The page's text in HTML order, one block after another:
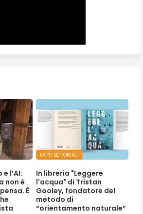
l’AI:
non è
È
FATTI EDITORIALI
In libreria "Leggere
l'acqua" di Tristan
Gooley, fondatore del
metodo di
“orientamento naturale”